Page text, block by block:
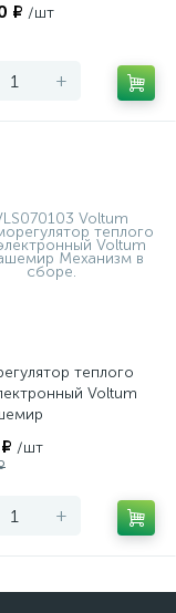
₽ /шт
+
теплого
Voltum
/шт
+